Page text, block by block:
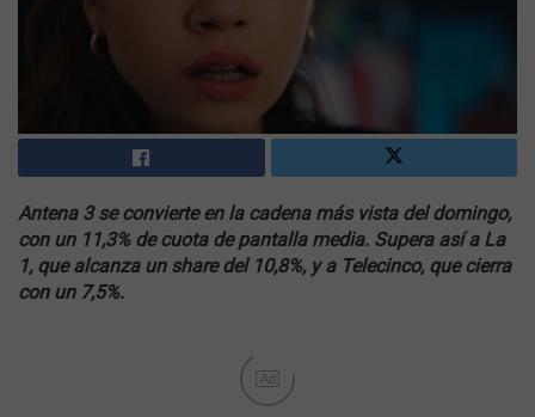
Antena 3 se convierte en la cadena más vista del domingo,
con un 11,3% de cuota de pantalla media. Supera así a La
1, que alcanza un share del 10,8%, y a Telecinco, que cierra
con un 7,5%.
Ad